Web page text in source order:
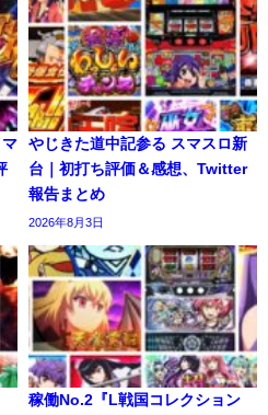
やじきた道中記参る スマスロ新
台｜初打ち評価＆感想、Twitter
報告まとめ
2026年8月3日
稼働No.2『L戦国コレクション